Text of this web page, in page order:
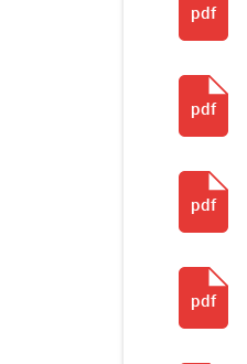
pdf
pdf
pdf
pdf